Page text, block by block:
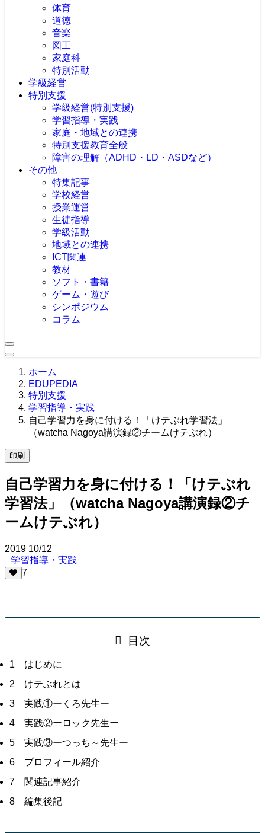
体育
道徳
音楽
図工
家庭科
特別活動
学級経営
特別支援
学級経営(特別支援)
学習指導・実践
家庭・地域との連携
特別支援教育全般
障害の理解（ADHD・LD・ASDなど）
その他
特集記事
学校経営
授業運営
生徒指導
学級活動
地域との連携
ICT関連
教材
ソフト・書籍
ゲーム・遊び
シンポジウム
コラム
ホーム
EDUPEDIA
特別支援
学習指導・実践
自己学習力を身に付ける！「けテぶれ学習法」
（watcha Nagoya講演録②チームけテぶれ）
印刷
自己学習力を身に付ける！「けテぶれ
学習法」（watcha Nagoya講演録②チ
ームけテぶれ）
2019 10/12
学習指導・実践
7
目次
1 はじめに
2 けテぶれとは
3 実践①ーくろ先生ー
4 実践②ーロック先生ー
5 実践③ーつっち～先生ー
6 プロフィール紹介
7 関連記事紹介
8 編集後記